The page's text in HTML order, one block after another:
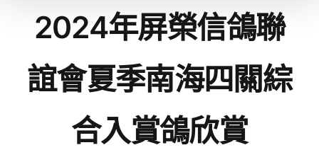
2024年屏榮信鴿聯
誼會夏季南海四關綜
合入賞鴿欣賞